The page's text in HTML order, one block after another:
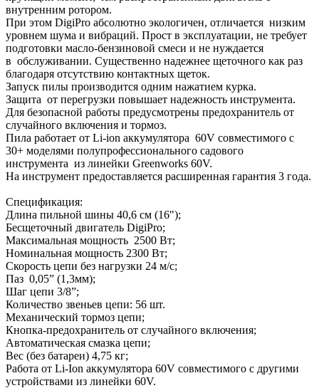
внутренним ротором.
При этом DigiPro абсолютно экологичен, отличается низким
уровнем шума и вибраций. Прост в эксплуатации, не требует
подготовки масло-бензиновой смеси и не нуждается
в обслуживании. Существенно надежнее щеточного как раз
благодаря отсутствию контактных щеток.
Запуск пилы производится одним нажатием курка.
Защита от перегрузки повышает надежность инструмента.
Для безопасной работы предусмотрены предохранитель от
случайного включения и тормоз.
Пила работает от Li-ion аккумулятора 60V совместимого с
30+ моделями полупрофессионального садового
инструмента из линейки Greenworks 60V.
На инструмент предоставляется расширенная гарантия 3 года.
Спецификация:
Длина пильной шины 40,6 см (16");
Бесщеточный двигатель DigiPro;
Максимальная мощность 2500 Вт;
Номинальная мощность 2300 Вт;
Скорость цепи без нагрузки 24 м/c;
Паз 0,05” (1,3мм);
Шаг цепи 3/8”;
Количество звеньев цепи: 56 шт.
Механический тормоз цепи;
Кнопка-предохранитель от случайного включения;
Автоматическая смазка цепи;
Вес (без батареи) 4,75 кг;
Работа от Li-Ion аккумулятора 60V совместимого с другими
устройствами из линейки 60V.